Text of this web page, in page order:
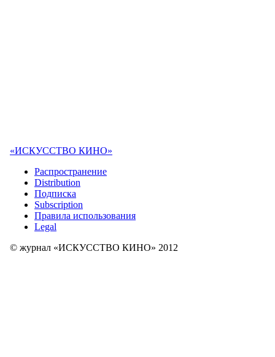
«ИСКУССТВО КИНО»
Распространение
Distribution
Подписка
Subscription
Правила использования
Legal
© журнал «ИСКУССТВО КИНО» 2012